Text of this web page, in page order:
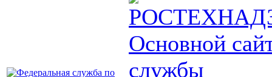
Основной
службы